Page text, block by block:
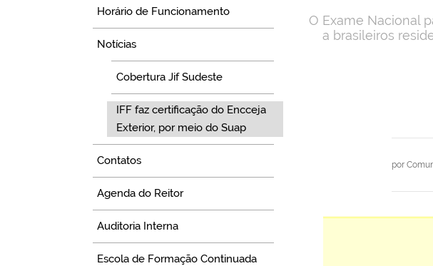
Horário de Funcionamento
Notícias
Cobertura Jif Sudeste
IFF faz certificação do Encceja
Exterior, por meio do Suap
Contatos
Agenda do Reitor
Auditoria Interna
Escola de Formação Continuada
por
O Exame Nacional
a brasileiros